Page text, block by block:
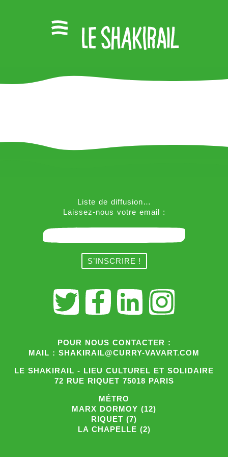
Liste de diffusion…
Laissez-nous votre email :
POUR NOUS CONTACTER :
MAIL : SHAKIRAIL@CURRY-VAVART.COM
LE SHAKIRAIL - LIEU CULTUREL ET SOLIDAIRE
72 RUE RIQUET 75018 PARIS
MÉTRO
MARX DORMOY (12)
RIQUET (7)
LA CHAPELLE (2)